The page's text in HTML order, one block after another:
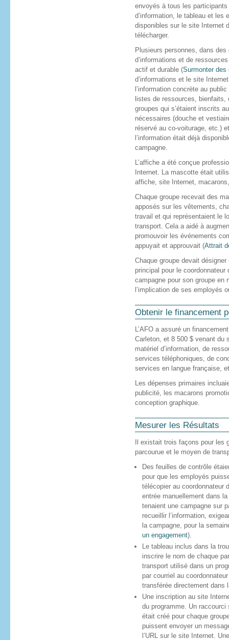
envoyés à tous les
d’information, le tableau et les
disponibles sur le site Internet
télécharger.
Plusieurs personnes, dans
d’informations et de
actif et durable (Surmonter
d’informations et le site
l’information concrète au
listes de ressources,
groupes qui s’étaient inscrits
nécessaires (douche et
réservé au co-voiturage, etc.)
l’information était déjà
campagne.
L’affiche a été conçue
Internet. La mascotte était
affiche, site Internet,
Chaque groupe recevait des
apposés sur les vêtements,
travail et qui représentaient le
transport. Cela a aidé à
promouvoir les événements
appuyait et approuvait (Attrait
Chaque groupe devait
principal pour le
campagne pour son groupe en
l’implication de ses employés
Obtenir le financement
L’AFO a assuré un
Carleton, et 8 500 $ venant du
matériel d’information, de
services téléphoniques, de
services en langue française,
Les dépenses primaires
publicité, les macarons
conception graphique.
Mesurer les Résultats
Il existait trois façons pour les
parcourue et le moyen de
Des feuilles de contrôle
pour que les employés
télécopier au coordonnateur
entrée manuellement dans
tenaient une campagne sur
recueillir l’information,
la campagne, pour la
un engagement).
Le tableau inclus dans la
inscrire le nom de chaque
transport utilisé dans un
par courriel au
transférée directement dans
Une inscription au site
du programme. Un
était créé pour chaque
puissent envoyer un
l’URL sur le site Internet.